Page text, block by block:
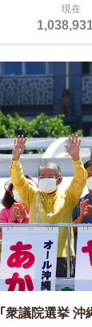
現在
「衆議院選挙 沖